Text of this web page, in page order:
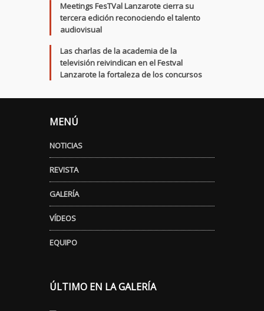
Meetings FesTVal Lanzarote cierra su
tercera edición reconociendo el talento
audiovisual
Las charlas de la academia de la
televisión reivindican en el Festval
Lanzarote la fortaleza de los concursos
MENÚ
NOTICIAS
REVISTA
GALERÍA
VÍDEOS
EQUIPO
ÚLTIMO EN LA GALERÍA